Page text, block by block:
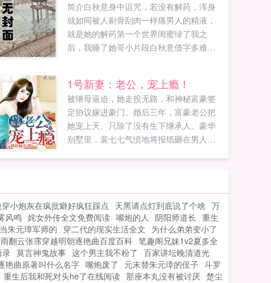
简介白秋意身中诅咒，若没有解药，浑身
就如同被人剔骨刮肉一样痛男人的精液，
就是她的解药第一个世界闺蜜绿了我之
后，我睡了她哥小片段白秋意借字多难听
可以给妹妹破个瓜嘛。你看我像是随便给
人破瓜的人？季裴承。去床上。季裴承
道。你硬了吗？白秋意问。季裴承没说
话，直接把她的手牵过来，往胯间按。小
弟弟好精神呀，白秋意道，哥就在这里要
了妹妹吧，妹妹湿哒哒的走不动。你说话
以出卖身体的那种QωQ2女主三观不代表本
作者三观QωQ3每个世界的男女主不一定是
处QωQ关于收费按千字50的标准收费，每
个故事都会免费一些章节关于更新日更，
有事会在留言板留言点击我要评分可以给
作者投珠每天可以免费投送两颗珍珠哦...
1号新妻：老公，宠上瘾！
被继母逼迫，她走投无路，和神秘富豪签
定协议嫁进豪门。婚后三年，富豪老公把
她宠上天。只除了没有生下继承人。豪华
别墅里，裴七七气愤地将报纸砸在男人身
明属猪！唐！煜！她气得跳脚！男人轻笑
有没有孩...
小炮灰在疯批癖好疯狂踩点 天黑请点灯到底说了个啥 万
风鸣 姹女外传全文免费阅读 嘴炮的人 阴阳师道长 重生
朱元璋军师的 穿二代的现实生活全文 为什么弟弟变小了
翻云张霈穿越明朝逐艳曲百度百科 笔趣阁兄妹1v2夏多全
录 莫言神鬼故事 这个男主我不粉了 百家讲坛晚清道光
艳曲原著叫什么名字 嘴炮废了 元末替朱元璋的侄子 斗罗
重生后我和死对头he了在线阅读 那座本丸没有被讨厌 楚尘